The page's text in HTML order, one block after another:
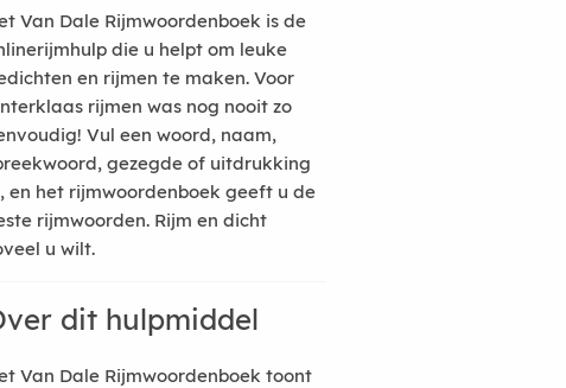
Van Dale Rijmwoordenboek is de
die u helpt om leuke
en rijmen te maken. Voor
rijmen was nog nooit zo
Vul een woord, naam,
gezegde of uitdrukking
en het rijmwoordenboek geeft u de
rijmwoorden. Rijm en dicht
u wilt.
dit hulpmiddel
Van Dale Rijmwoordenboek toont